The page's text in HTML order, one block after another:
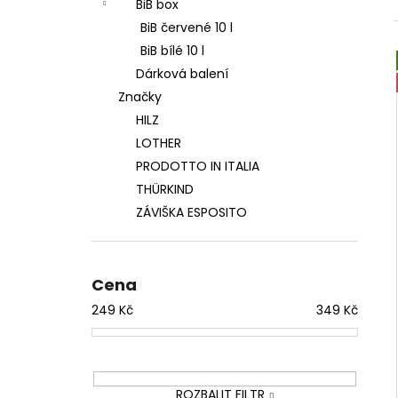
BiB box
BiB červené 10 l
BiB bílé 10 l
Dárková balení
Značky
HILZ
LOTHER
PRODOTTO IN ITALIA
THÜRKIND
ZÁVIŠKA ESPOSITO
Cena
249 Kč 349 Kč
ZÁVIŠKA ESPOSITO - MUŠKÁT 2025 -
POLOSLADKÉ 0,75 L
249 Kč